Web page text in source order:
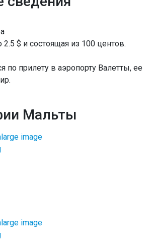
$ и состоящая из 100 центов.
по прилету в аэропорту Валетты, ее
Мальты